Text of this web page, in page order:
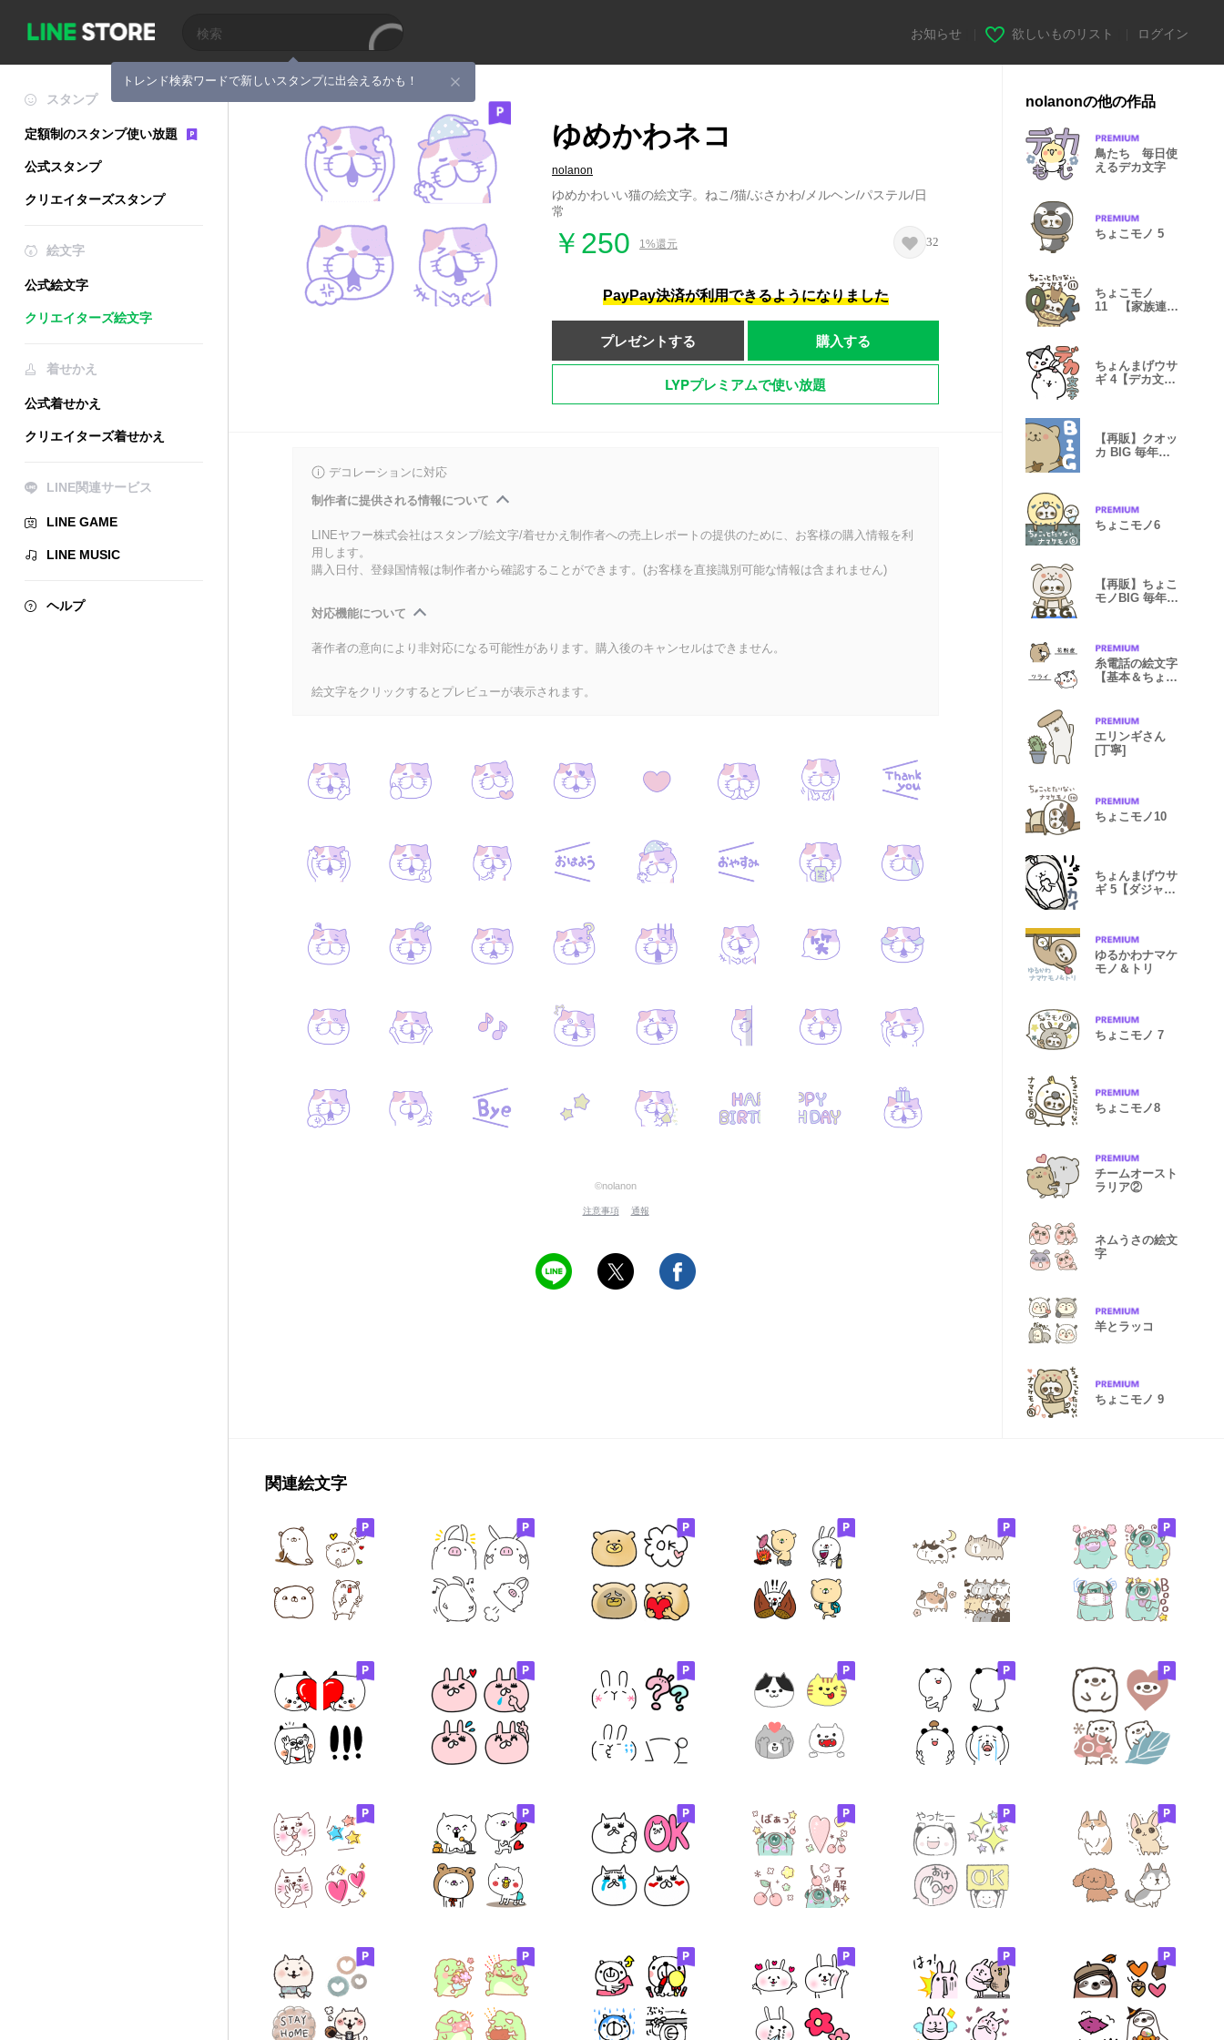
トレンド検索ワードで新しいスタンプに出会えるかも！
お知らせ 欲しいものリスト ログイン
スタンプ
定額制のスタンプ使い放題
公式スタンプ
クリエイターズスタンプ
絵文字
公式絵文字
クリエイターズ絵文字
着せかえ
公式着せかえ
クリエイターズ着せかえ
LINE関連サービス
LINE GAME
LINE MUSIC
ヘルプ
ゆめかわネコ
nolanon
ゆめかわいい猫の絵文字。ねこ/猫/ぶさかわ/メルヘン/パステル/日
常
￥250 1%還元 32
PayPay決済が利用できるようになりました
プレゼントする 購入する
LYPプレミアムで使い放題
デコレーションに対応
制作者に提供される情報について
LINEヤフー株式会社はスタンプ/絵文字/着せかえ制作者への売上レポートの提供のために、お客様の購入情報を利
用します。
購入日付、登録国情報は制作者から確認することができます。(お客様を直接識別可能な情報は含まれません)
対応機能について
著作者の意向により非対応になる可能性があります。購入後のキャンセルはできません。
絵文字をクリックするとプレビューが表示されます。
©nolanon
注意事項 通報
nolanonの他の作品
鳥たち 毎日使
えるデカ文字
ちょこモノ 5
ちょこモノ
11 【家族連
ちょんまげウサ
ギ 4【デカ文
【再販】クオッ
カ BIG 毎年使
ちょこモノ6
【再販】ちょこ
モノBIG 毎年使
糸電話の絵文字
【基本＆ちょこ
エリンギさん
[丁寧]
ちょこモノ10
ちょんまげウサ
ギ 5【ダジャ
ゆるかわナマケ
モノ＆トリ
ちょこモノ 7
ちょこモノ8
チームオースト
ラリア②
ネムうさの絵文
字
羊とラッコ
ちょこモノ 9
関連絵文字